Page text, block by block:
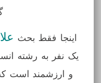
اینجا فقط بحث
یک نفر به رشته
و ارزشمند است که